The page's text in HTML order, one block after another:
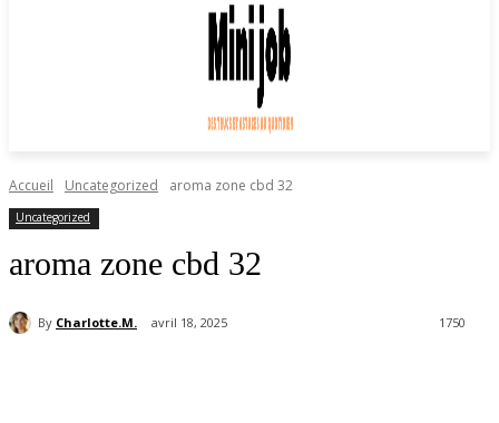
Accueil Uncategorized aroma zone cbd 32
Uncategorized
aroma zone cbd 32
By Charlotte.M. avril 18, 2025 1750